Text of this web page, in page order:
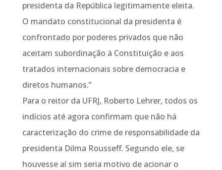
presidenta da República legitimamente eleita.
O mandato constitucional da presidenta é
confrontado por poderes privados que não
aceitam subordinação à Constituição e aos
tratados internacionais sobre democracia e
diretos humanos.”
Para o reitor da UFRJ, Roberto Lehrer, todos os
indícios até agora confirmam que não há
caracterização do crime de responsabilidade da
presidenta Dilma Rousseff. Segundo ele, se
houvesse aí sim seria motivo de acionar o